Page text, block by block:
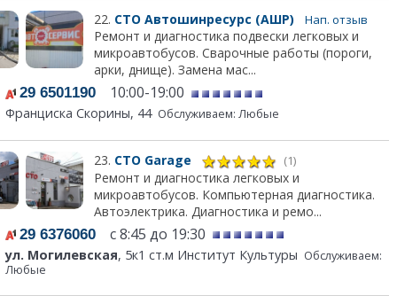
22. СТО Автошинресурс (АШР) Нап. отзыв
Ремонт и диагностика подвески легковых и
микроавтобусов. Сварочные работы (пороги,
арки, днище). Замена мас...
29 6501190 10:00-19:00
Франциска Скорины, 44 Обслуживаем: Любые
23. СТО Garage (1)
Ремонт и диагностика легковых и
микроавтобусов. Компьютерная диагностика.
Автоэлектрика. Диагностика и ремо...
29 6376060 с 8:45 до 19:30
ул. Могилевская, 5к1 ст.м Институт Культуры Обслуживаем:
Любые